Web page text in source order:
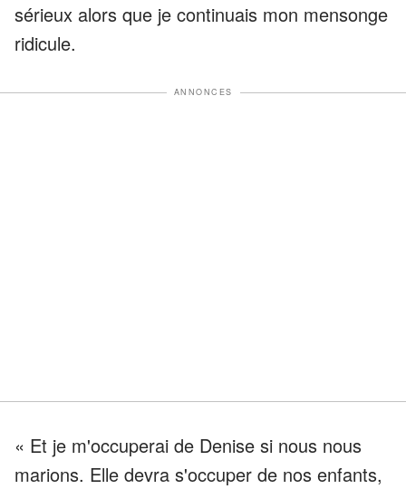
sérieux alors que je continuais mon mensonge
ridicule.
ANNONCES
« Et je m'occuperai de Denise si nous nous
marions. Elle devra s'occuper de nos enfants,